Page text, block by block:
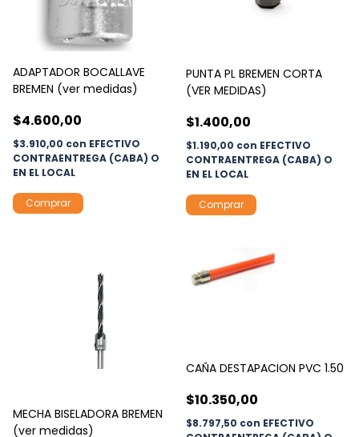
ADAPTADOR BOCALLAVE
BREMEN (ver medidas)
$4.600,00
$3.910,00 con EFECTIVO
CONTRAENTREGA (CABA) O
EN EL LOCAL
Comprar
PUNTA PL BREMEN CORTA
(VER MEDIDAS)
$1.400,00
$1.190,00 con EFECTIVO
CONTRAENTREGA (CABA) O
EN EL LOCAL
Comprar
MECHA BISELADORA BREMEN
(ver medidas)
CAÑA DESTAPACION PVC 1.50
$10.350,00
$8.797,50 con EFECTIVO